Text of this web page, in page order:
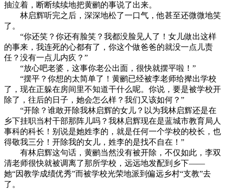
抽泣着，断断续续地把黄鹂的事说了出来。
林启辉听完之后，深深地松了一口气，他甚至还微微地笑
了。
“你还笑？你还有脸笑？我都没脸见人了！女儿做出这样
的事来，我连死的心都有了，你这个做爸爸的就没一点儿责
任？没有一点儿内疚？”
“放心吧老婆，这事你老公出面，很快就摆平啦！”
“摆平？你想的太简单了！黄鹂已经被李老师给撵出学校
了，现在正躲在房间里不知道干什么呢。你说，要是被学校开
除了，往后的日子，她会怎么样？我们又该如何？”
“开除？谁敢开除我林启辉的女儿？以为我林启辉还是在
乡下挂职当村干部那阵儿吗？我林启辉现在是蓝城市教育局人
事科的科长！别说是她姓李的，就是任何一个学校的校长，也
得敬我三分！开除我的女儿，姓李的是找不自在！”
有林启辉这句话，黄鹂当然没有被开除，不仅如此，李双
清老师很快就被调离了那所学校，远远地发配到乡下——
她“因教学成绩优秀”而被学校光荣地派到偏远乡村“支教”去
了。